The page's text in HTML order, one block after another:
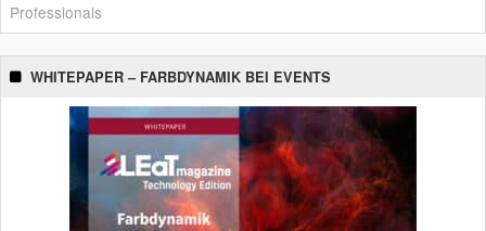
Professionals
WHITEPAPER – FARBDYNAMIK BEI EVENTS